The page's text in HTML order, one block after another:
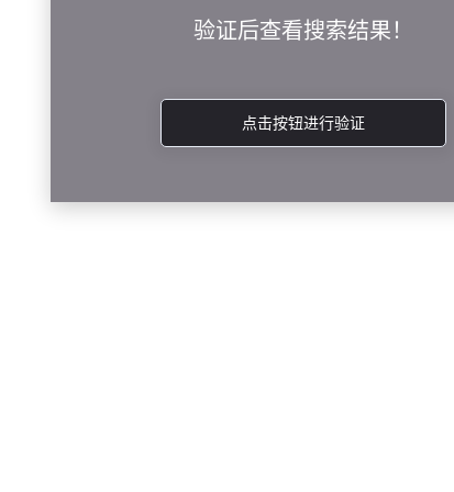
验证后查看搜索结果！
点击按钮进行验证